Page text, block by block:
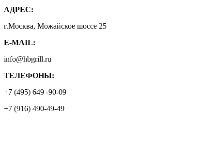
АДРЕС:
г.Москва, Можайское шоссе 25
E-MAIL:
info@hbgrill.ru
ТЕЛЕФОНЫ:
+7 (495) 649 -90-09
+7 (916) 490-49-49